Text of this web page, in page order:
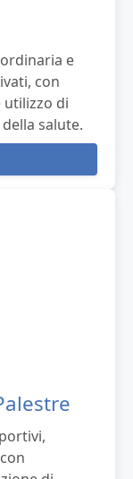
e
con
di
salute.